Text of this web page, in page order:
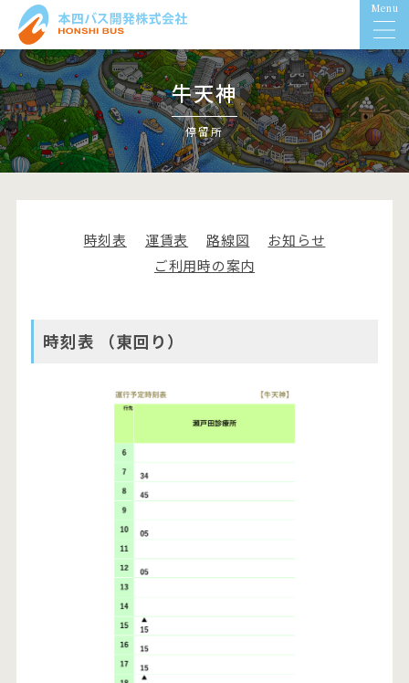
Menu
牛天神
停留所
時刻表 運賃表 路線図
お知らせ
ご利用時の案内
時刻表 （東回り）